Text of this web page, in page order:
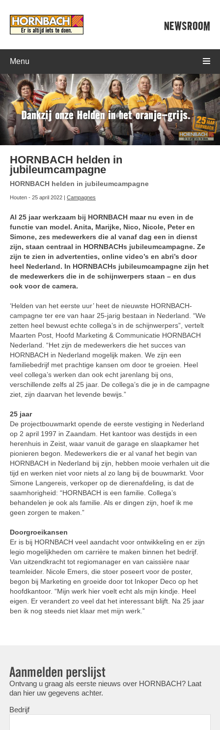
NEWSROOM
Menu
HORNBACH helden in
jubileumcampagne
HORNBACH helden in jubileumcampagne
Houten - 25 april 2022 | Campagnes
Al 25 jaar werkzaam bij HORNBACH maar nu even in de
functie van model. Anita, Marijke, Nico, Nicole, Peter en
Simone, zes medewerkers die al vanaf dag een in dienst
zijn, staan centraal in HORNBACHs jubileumcampagne. Ze
zijn te zien in advertenties, online video’s en abri’s door
heel Nederland. In HORNBACHs jubileumcampagne zijn het
de medewerkers die in de schijnwerpers staan – en dus
ook voor de camera.
‘Helden van het eerste uur’ heet de nieuwste HORNBACH-
campagne ter ere van haar 25-jarig bestaan in Nederland. “We
zetten heel bewust echte collega’s in de schijnwerpers”, vertelt
Maarten Post, Hoofd Marketing & Communicatie HORNBACH
Nederland. “Het zijn de medewerkers die het succes van
HORNBACH in Nederland mogelijk maken. We zijn een
familiebedrijf met prachtige kansen om door te groeien. Heel
veel collega’s werken dan ook echt jarenlang bij ons,
verschillende zelfs al 25 jaar. De collega’s die je in de campagne
ziet, zijn daarvan het levende bewijs.”
25 jaar
De projectbouwmarkt opende de eerste vestiging in Nederland
op 2 april 1997 in Zaandam. Het kantoor was destijds in een
herenhuis in Zeist, waar vanuit de garage en slaapkamer het
pionieren begon. Medewerkers die er al vanaf het begin van
HORNBACH in Nederland bij zijn, hebben mooie verhalen uit die
tijd en werken niet voor niets al zo lang bij de bouwmarkt. Voor
Simone Langereis, verkoper op de dierenafdeling, is dat de
saamhorigheid: “HORNBACH is een familie. Collega’s
behandelen je ook als familie. Als er dingen zijn, hoef ik me
geen zorgen te maken.”
Doorgroeikansen
Er is bij HORNBACH veel aandacht voor ontwikkeling en er zijn
legio mogelijkheden om carrière te maken binnen het bedrijf.
Van uitzendkracht tot regiomanager en van caissière naar
teamleider. Nicole Emers, die stoer poseert voor de poster,
begon bij Marketing en groeide door tot Inkoper Deco op het
hoofdkantoor. “Mijn werk hier voelt echt als mijn kindje. Heel
eigen. Er verandert zo veel dat het interessant blijft. Na 25 jaar
ben ik nog steeds niet klaar met mijn werk.”
Aanmelden perslijst
Ontvang u graag als eerste nieuws over HORNBACH? Laat
dan hier uw gegevens achter.
Bedrijf